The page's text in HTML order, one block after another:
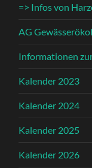
=> Infos von
AG
Informationen
Kalender 2023
Kalender 2024
Kalender 2025
Kalender 2026